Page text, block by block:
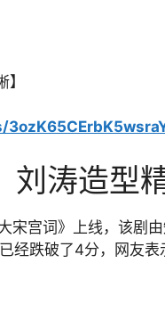
刘涛造型
宋宫词》上线，该剧
经跌破了4分，网友